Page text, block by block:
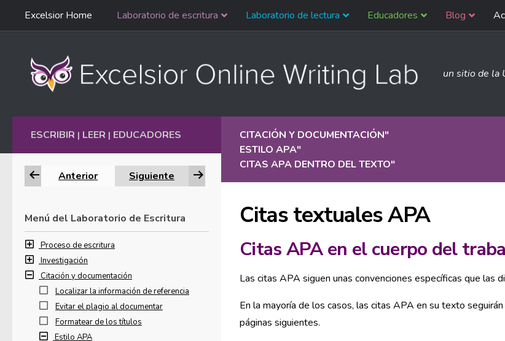
Ir al contenido
navegación
Excelsior Home Laboratorio de escritura Laboratorio de lectura Educadores Blog
un sitio de la
CITACIÓN Y DOCUMENTACIÓN"
ESTILO APA"
CITAS APA DENTRO DEL TEXTO"
Citas textuales APA
Citas APA en el cuerpo del
Las citas APA siguen unas convenciones específicas que las
En la mayoría de los casos, las citas APA en su texto
páginas siguientes.
ESCRIBIR | LEER | EDUCADORES
Anterior Siguiente
Menú del Laboratorio de Escritura
Proceso de escritura
Investigación
Citación y documentación
Localizar la información de referencia
Evitar el plagio al documentar
Formatear de los títulos
Estilo APA